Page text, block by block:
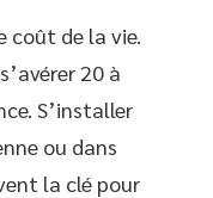
coût de la vie.
20 à
S’installer
ou dans
la clé pour